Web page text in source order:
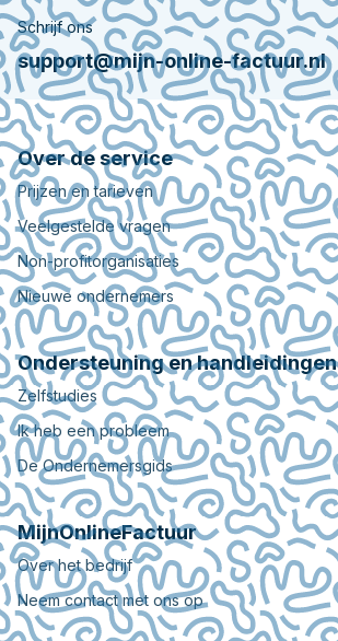
Schrijf ons
support@mijn-online-factuur.nl
Over de service
Prijzen en tarieven
Veelgestelde vragen
Non-profitorganisaties
Nieuwe ondernemers
Ondersteuning en handleidingen
Zelfstudies
Ik heb een probleem
De Ondernemersgids
MijnOnlineFactuur
Over het bedrijf
Neem contact met ons op